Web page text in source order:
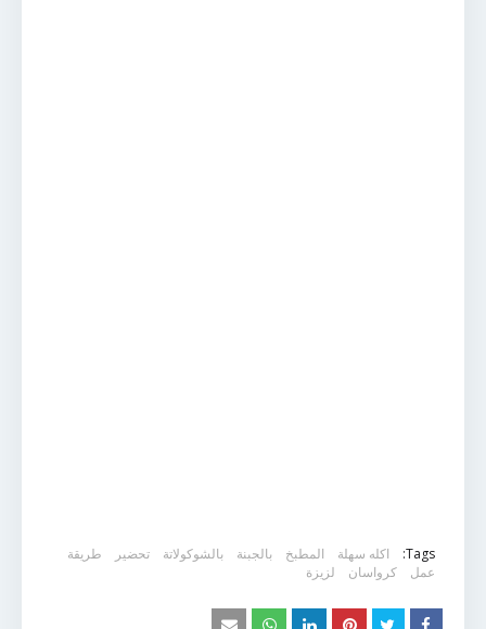
Tags: اكله سهلة المطبخ بالجبنة بالشوكولاتة تحضير
طريقة
عمل
كرواسان لزيزة